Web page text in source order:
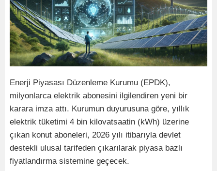
Enerji Piyasası Düzenleme Kurumu (EPDK),
milyonlarca elektrik abonesini ilgilendiren yeni bir
karara imza attı. Kurumun duyurusuna göre, yıllık
elektrik tüketimi 4 bin kilovatsaatin (kWh) üzerine
çıkan konut aboneleri, 2026 yılı itibarıyla devlet
destekli ulusal tarifeden çıkarılarak piyasa bazlı
fiyatlandırma sistemine geçecek.